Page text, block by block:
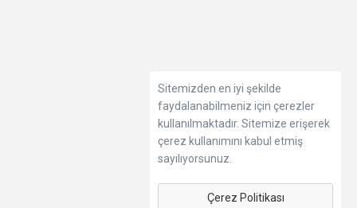
Sitemizden en iyi şekilde
faydalanabilmeniz için çerezler
kullanılmaktadır. Sitemize erişerek
çerez kullanımını kabul etmiş
sayılıyorsunuz.
Çerez Politikası